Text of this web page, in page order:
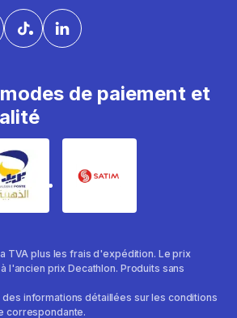
de paiement et
TVA plus les frais d'expédition. Le prix
l'ancien prix Decathlon. Produits sans
informations détaillées sur les conditions
correspondante.